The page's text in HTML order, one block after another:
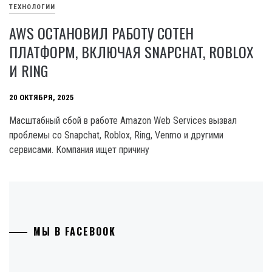
ТЕХНОЛОГИИ
AWS ОСТАНОВИЛ РАБОТУ СОТЕН
ПЛАТФОРМ, ВКЛЮЧАЯ SNAPCHAT, ROBLOX
И RING
20 ОКТЯБРЯ, 2025
Масштабный сбой в работе Amazon Web Services вызвал
проблемы со Snapchat, Roblox, Ring, Venmo и другими
сервисами. Компания ищет причину
МЫ В FACEBOOK